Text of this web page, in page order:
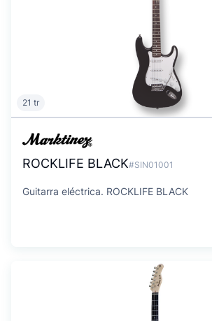
21 tr
ROCKLIFE BLACK#SIN01001
Guitarra eléctrica. ROCKLIFE BLACK